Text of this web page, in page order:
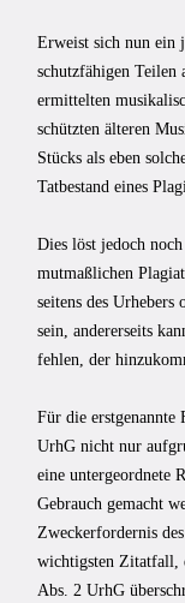
Erweist sich nun ein
schutzfähigen Teilen
ermittelten
schützten älteren
Stücks als eben
Tatbestand eines
Dies löst jedoch
mutmaßlichen
seitens des
sein, andererseits
fehlen, der
Für die
UrhG nicht nur
eine untergeordnete
Gebrauch gemacht
Zweckerfordernis
wichtigsten Zitatfall,
Abs. 2 UrhG